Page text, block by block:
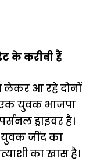
के करीबी हैं
लेकर आ रहे दोनों
युवक भाजपा
ड्राइवर है।
युवक जींद का
का खास है।